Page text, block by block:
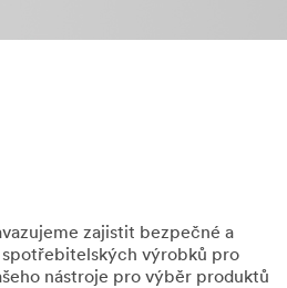
zajistit bezpečné a
spotřebitelských výrobků pro
nástroje pro výběr produktů